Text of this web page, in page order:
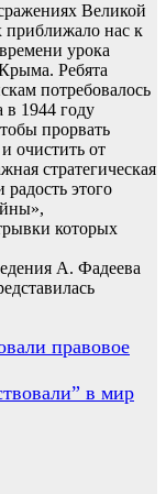
Великой
приближало нас к
урока
Ребята
потребовалось
в 1944 году
прорвать
очистить от
стратегическая
этого
которых
А. Фадеева
правовое
в мир